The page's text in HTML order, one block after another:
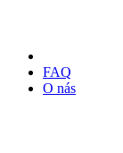
FAQ
O nás